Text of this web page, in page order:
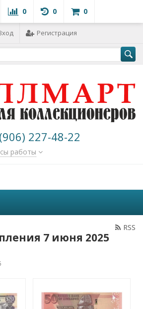
0 0 0
Регистрация
227-48-22
работы
RSS
7 июня 2025